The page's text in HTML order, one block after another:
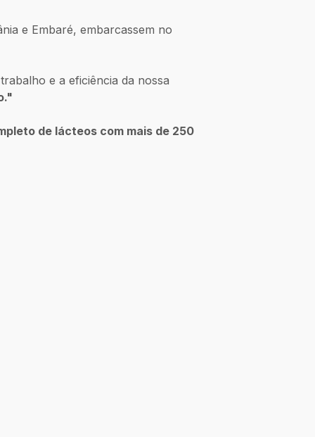
e Embaré, embarcassem no
e a eficiência da nossa
de lácteos com mais de 250